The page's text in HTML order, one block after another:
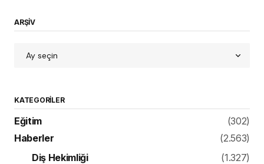
ARŞİV
KATEGORILER
Eğitim
(302)
Haberler
(2.563)
Diş Hekimliği
(1.327)